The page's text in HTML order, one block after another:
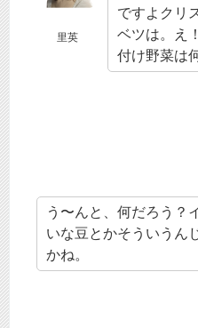
里英
ですよクリ
ベツは。え
付け野菜は
う〜んと、何だろう？
いな豆とかそういうん
かね。